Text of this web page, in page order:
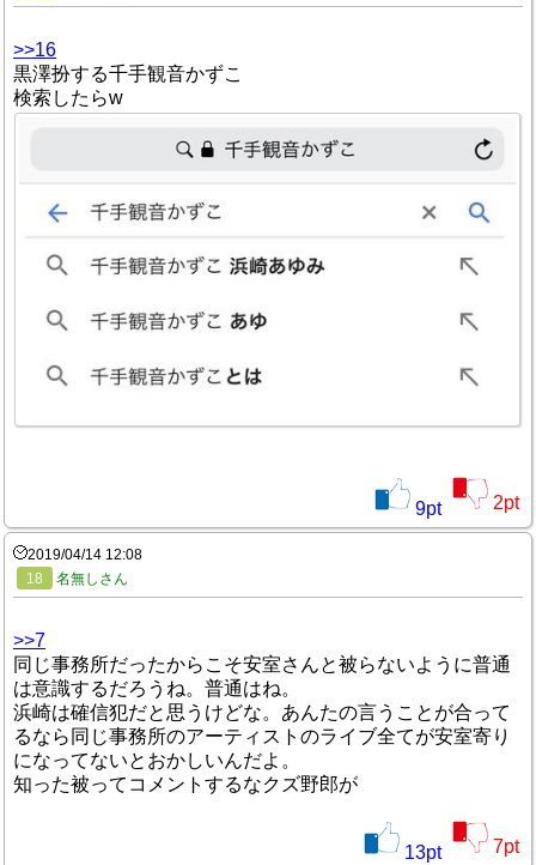
>>16
黒澤扮する千手観音かずこ
検索したらw
9pt 2pt
2019/04/14 12:08
18
名無しさん
>>7
同じ事務所だったからこそ安室さんと被らないように普通
は意識するだろうね。普通はね。
浜崎は確信犯だと思うけどな。あんたの言うことが合って
るなら同じ事務所のアーティストのライブ全てが安室寄り
になってないとおかしいんだよ。
知った被ってコメントするなクズ野郎が
13pt 7pt